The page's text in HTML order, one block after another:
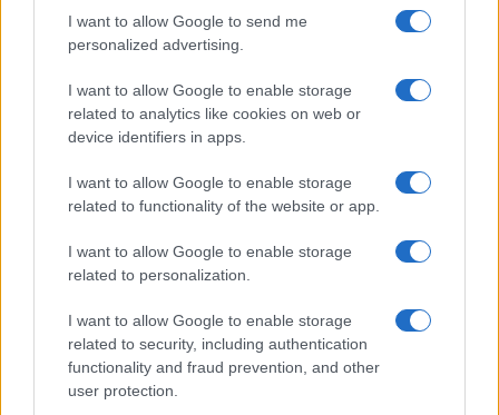
I want to allow Google to send me
personalized advertising.
I want to allow Google to enable storage
related to analytics like cookies on web or
device identifiers in apps.
I want to allow Google to enable storage
related to functionality of the website or app.
I want to allow Google to enable storage
related to personalization.
I want to allow Google to enable storage
related to security, including authentication
functionality and fraud prevention, and other
user protection.
Kinek vetéséből egy kis magot
A lelki roncs is őriz örökül.
Ma kellene összesereglenünk,
S vajjon van kettő, ki találkozik?
És fáradtságba fúl a második.
Akik élnek, ó, hány határon át
Hogy köszöntsék a kút mellett a fűzfát
S templom tövén a kollégiumot.